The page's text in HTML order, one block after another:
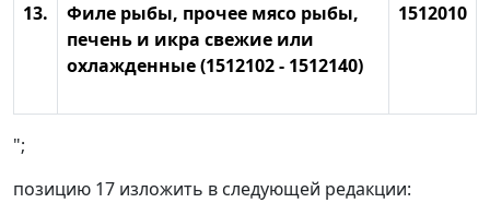
13.
Филе рыбы, прочее мясо рыбы,
печень и икра свежие или
охлажденные (1512102 - 1512140)
1512010
";
позицию 17 изложить в следующей редакции: